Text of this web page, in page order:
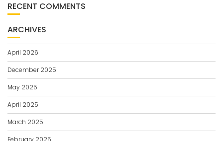
RECENT COMMENTS
ARCHIVES
April 2026
December 2025
May 2025
April 2025
March 2025
February 2025